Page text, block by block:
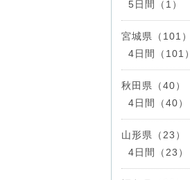
5日間（1）
宮城県（101）
4日間（101）
秋田県（40）
4日間（40）
山形県（23）
4日間（23）